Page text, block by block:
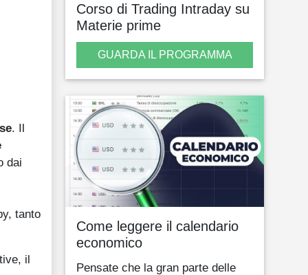
. Il
dai
tanto
il
Corso di Trading Intraday su
Materie prime
GUARDA IL PROGRAMMA
Come leggere il calendario
economico
Pensate che la gran parte delle